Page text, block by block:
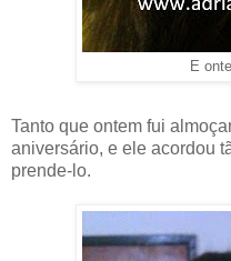
E
Tanto que ontem fui
aniversário, e ele acordou
prende-lo.